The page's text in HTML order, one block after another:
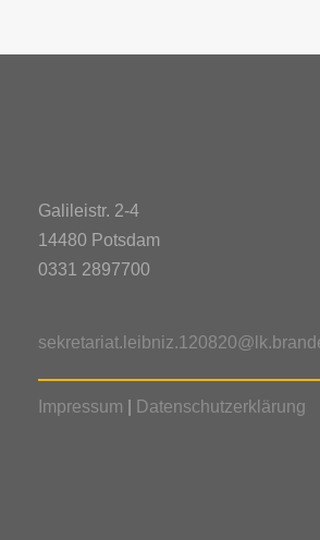
Galileistr. 2-4
14480 Potsdam
0331 2897700
Impressum Datenschutzerklärung